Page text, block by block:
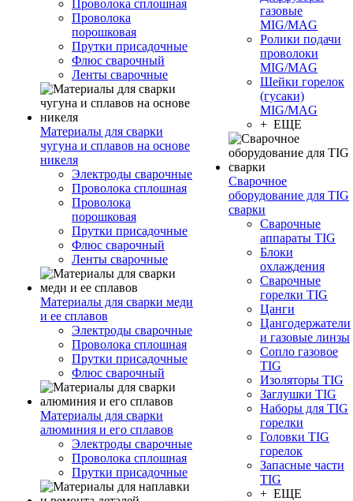
Проволока сплошная
Проволока
порошковая
Прутки присадочные
Флюс сварочный
Ленты сварочные
Материалы для сварки
чугуна и сплавов на основе
никеля
Электроды сварочные
Проволока сплошная
Проволока
порошковая
Прутки присадочные
Флюс сварочный
Ленты сварочные
Материалы для сварки меди
и ее сплавов
Электроды сварочные
Проволока сплошная
Прутки присадочные
Флюс сварочный
Материалы для сварки
алюминия и его сплавов
Электроды сварочные
Проволока сплошная
Прутки присадочные
газовые
MIG/MAG
Ролики подачи
проволоки
MIG/MAG
Шейки горелок
(гусаки)
MIG/MAG
+ ЕЩЕ
Сварочное
оборудование для TIG
сварки
Сварочные
аппараты TIG
Блоки
охлаждения
Сварочные
горелки TIG
Цанги
Цангодержатели
и газовые линзы
Сопло газовое
TIG
Изоляторы TIG
Заглушки TIG
Наборы для TIG
горелки
Головки TIG
горелок
Запасные части
TIG
+ ЕЩЕ